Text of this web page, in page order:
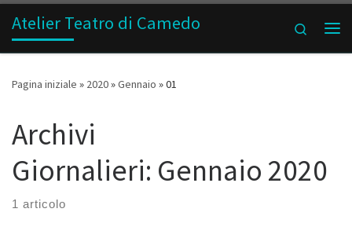
Passa al contenuto
Atelier Teatro di Camedo
Search
Pagina iniziale » 2020»Gennaio »01
Archivi
Giornalieri: Gennaio 2020
1 articolo